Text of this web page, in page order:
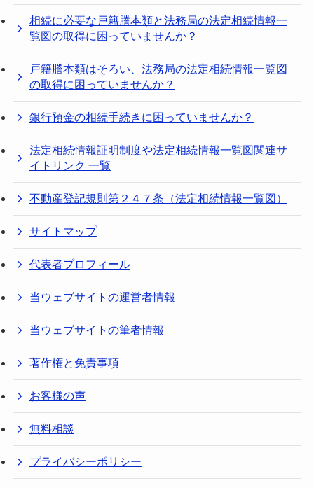
相続に必要な戸籍謄本類と法務局の法定相続情報一
覧図の取得に困っていませんか？
戸籍謄本類はそろい、法務局の法定相続情報一覧図
の取得に困っていませんか？
銀行預金の相続手続きに困っていませんか？
法定相続情報証明制度や法定相続情報一覧図関連サ
イトリンク 一覧
不動産登記規則第２４７条（法定相続情報一覧図）
サイトマップ
代表者プロフィール
当ウェブサイトの運営者情報
当ウェブサイトの筆者情報
著作権と免責事項
お客様の声
無料相談
プライバシーポリシー